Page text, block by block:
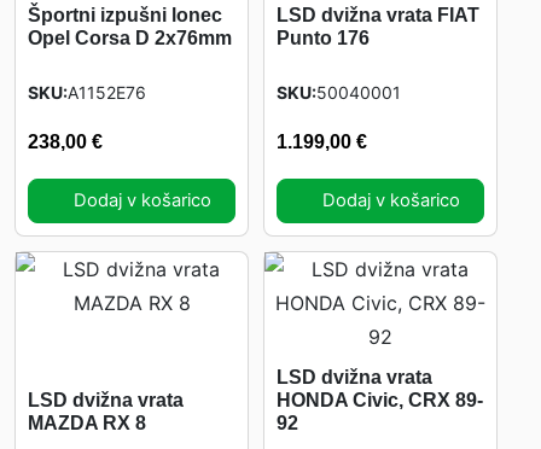
Športni izpušni lonec
Opel Corsa D 2x76mm
SKU A1152E76
238,00 €
Dodaj v košarico
LSD dvižna vrata FIAT
Punto 176
SKU 50040001
1.199,00 €
Dodaj v košarico
LSD dvižna vrata
MAZDA RX 8
LSD dvižna vrata
HONDA Civic, CRX 89-
92